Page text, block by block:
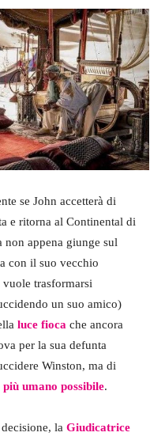
se John accetterà di
e ritorna al Continental di
non appena giunge sul
con il suo vecchio
trasformarsi
un suo amico)
luce fioca che ancora
per la sua defunta
Winston, ma di
umano possibile.
la Giudicatrice